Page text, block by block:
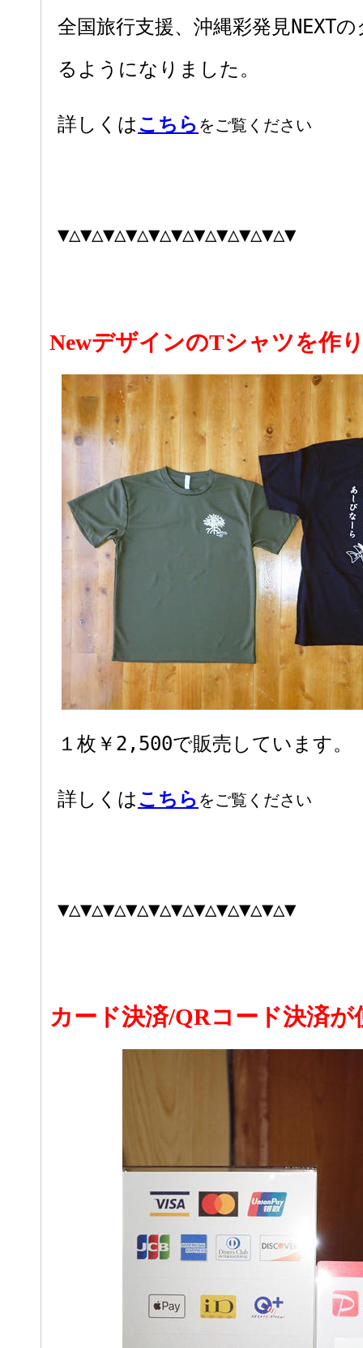
全国旅行支援、沖縄彩発見NEXT
るようになりました。
詳しくはこちら をご覧ください
▼△▼△▼△▼△▼△▼△▼△▼△▼△▼△▼
NewデザインのTシャツを作
１枚￥2,500で販売しています。
詳しくはこちら をご覧ください
▼△▼△▼△▼△▼△▼△▼△▼△▼△▼△▼
カード決済/QRコード決済が